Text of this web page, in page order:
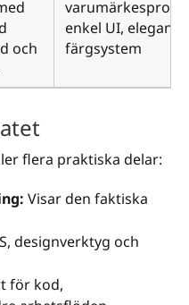
och
varumärkesprofil,
enkel UI, eleganta
färgsystem
flera praktiska delar:
Visar den faktiska
designverktyg och
för kod,